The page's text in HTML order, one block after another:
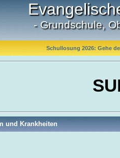
- Grundschule,
Schullosung 2026: Gehe
und Krankheiten